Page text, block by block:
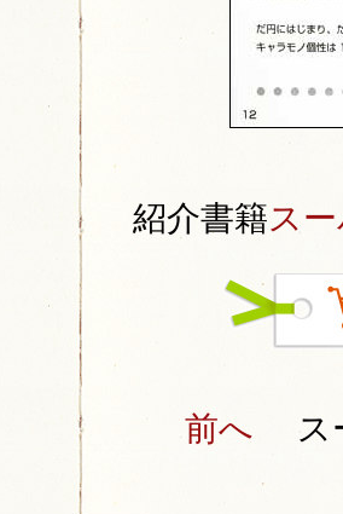
紹介書籍ス
前へ ス